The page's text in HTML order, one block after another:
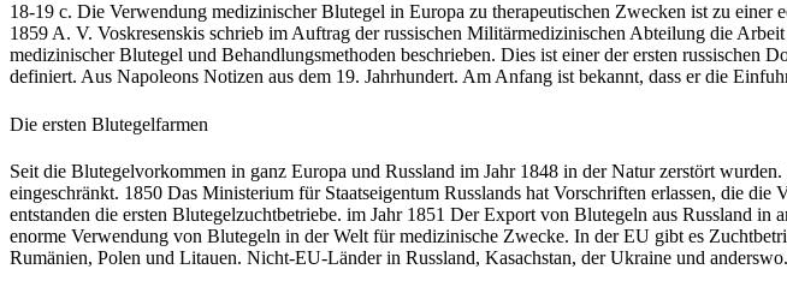
18-19 c. Die Verwendung medizinischer Blutegel in Europa zu therapeutischen Zwecken ist zu
1859 A. V. Voskresenskis schrieb im Auftrag der russischen Militärmedizinischen Abteilung die
medizinischer Blutegel und Behandlungsmethoden beschrieben. Dies ist einer der ersten
definiert. Aus Napoleons Notizen aus dem 19. Jahrhundert. Am Anfang ist bekannt, dass er die
Die ersten Blutegelfarmen
Seit die Blutegelvorkommen in ganz Europa und Russland im Jahr 1848 in der Natur zerstört
eingeschränkt. 1850 Das Ministerium für Staatseigentum Russlands hat Vorschriften erlassen, die
entstanden die ersten Blutegelzuchtbetriebe. im Jahr 1851 Der Export von Blutegeln aus Russland
enorme Verwendung von Blutegeln in der Welt für medizinische Zwecke. In der EU gibt es
Rumänien, Polen und Litauen. Nicht-EU-Länder in Russland, Kasachstan, der Ukraine und anderswo.